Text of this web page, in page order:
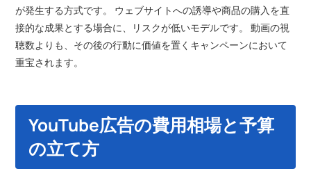
が発生する方式です。 ウェブサイトへの誘導や商品の購入を直
接的な成果とする場合に、リスクが低いモデルです。 動画の視
聴数よりも、その後の行動に価値を置くキャンペーンにおいて
重宝されます。
YouTube広告の費用相場と予算
の立て方